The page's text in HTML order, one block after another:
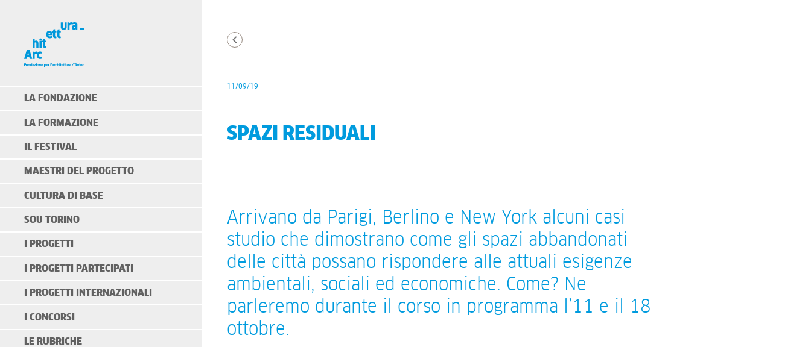
LA FONDAZIONE
LA FORMAZIONE
IL FESTIVAL
MAESTRI DEL PROGETTO
CULTURA DI BASE
SOU TORINO
I PROGETTI
I PROGETTI PARTECIPATI
I PROGETTI INTERNAZIONALI
I CONCORSI
LE RUBRICHE
11/09/19
SPAZI RESIDUALI
Arrivano da Parigi, Berlino e New York alcuni casi
studio che dimostrano come gli spazi abbandonati
delle città possano rispondere alle attuali esigenze
ambientali, sociali ed economiche. Come? Ne
parleremo durante il corso in programma l’11 e il 18
ottobre.